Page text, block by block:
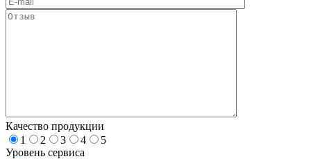
Качество продукции
1
2 3 4
5
Уровень сервиса